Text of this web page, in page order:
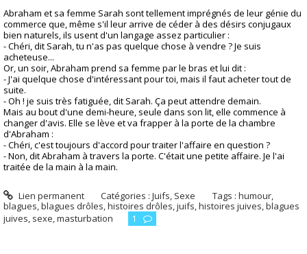
Abraham et sa femme Sarah sont tellement imprégnés de leur génie du
commerce que, même s'il leur arrive de céder à des désirs conjugaux
bien naturels, ils usent d'un langage assez particulier :
- Chéri, dit Sarah, tu n'as pas quelque chose à vendre ? Je suis
acheteuse...
Or, un soir, Abraham prend sa femme par le bras et lui dit :
- J'ai quelque chose d'intéressant pour toi, mais il faut acheter tout de
suite.
- Oh ! je suis très fatiguée, dit Sarah. Ça peut attendre demain.
Mais au bout d'une demi-heure, seule dans son lit, elle commence à
changer d'avis. Elle se lève et va frapper à la porte de la chambre
d'Abraham :
- Chéri, c'est toujours d'accord pour traiter l'affaire en question ?
- Non, dit Abraham à travers la porte. C'était une petite affaire. Je l'ai
traitée de la main à la main.
Lien permanent Catégories :Juifs, Sexe Tags :humour,
blagues,blagues drôles,histoires drôles,juifs,histoires juives,blagues
juives, sexe,masturbation 1